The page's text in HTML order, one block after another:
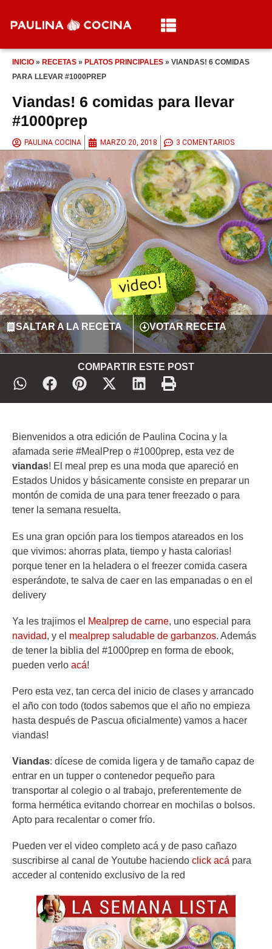
INICIO » RECETAS » PLATOS PRINCIPALES » VIANDAS! 6 COMIDAS
PARA LLEVAR #1000PREP
Viandas! 6 comidas para llevar
#1000prep
PAULINA COCINA MARZO 20, 2018 3 COMENTARIOS
SALTAR A LA RECETA VOTAR RECETA
COMPARTIR ESTE POST
Bienvenidos a otra edición de Paulina Cocina y la
afamada serie #MealPrep o #1000prep, esta vez de
viandas! El meal prep es una moda que apareció en
Estados Unidos y básicamente consiste en preparar un
montón de comida de una para tener freezado o para
tener la semana resuelta.
Es una gran opción para los tiempos atareados en los
que vivimos: ahorras plata, tiempo y hasta calorias!
porque tener en la heladera o el freezer comida casera
esperándote, te salva de caer en las empanadas o en el
delivery
Ya les trajimos el Mealprep de carne, uno especial para
navidad, y el mealprep saludable de garbanzos. Además
de tener la biblia del #1000prep en forma de ebook,
pueden verlo acá!
Pero esta vez, tan cerca del inicio de clases y arrancado
el año con todo (todos sabemos que el año no empieza
hasta después de Pascua oficialmente) vamos a hacer
viandas!
Viandas: dícese de comida ligera y de tamaño capaz de
entrar en un tupper o contenedor pequeño para
transportar al colegio o al trabajo, preferentemente de
forma hermética evitando chorrear en mochilas o bolsos.
Apto para recalentar o comer frío.
Pueden ver el video completo acá y de paso cañazo
suscribirse al canal de Youtube haciendo click acá para
acceder al contenido exclusivo de la red